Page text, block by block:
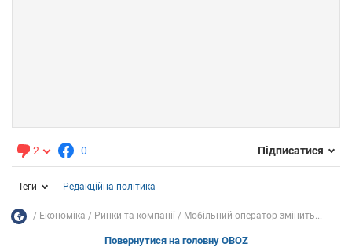
2 0 Підписатися
Теги Редакційна політика
Економіка Ринки та компанії Мобільний оператор змінить...
Повернутися на головну OBOZ